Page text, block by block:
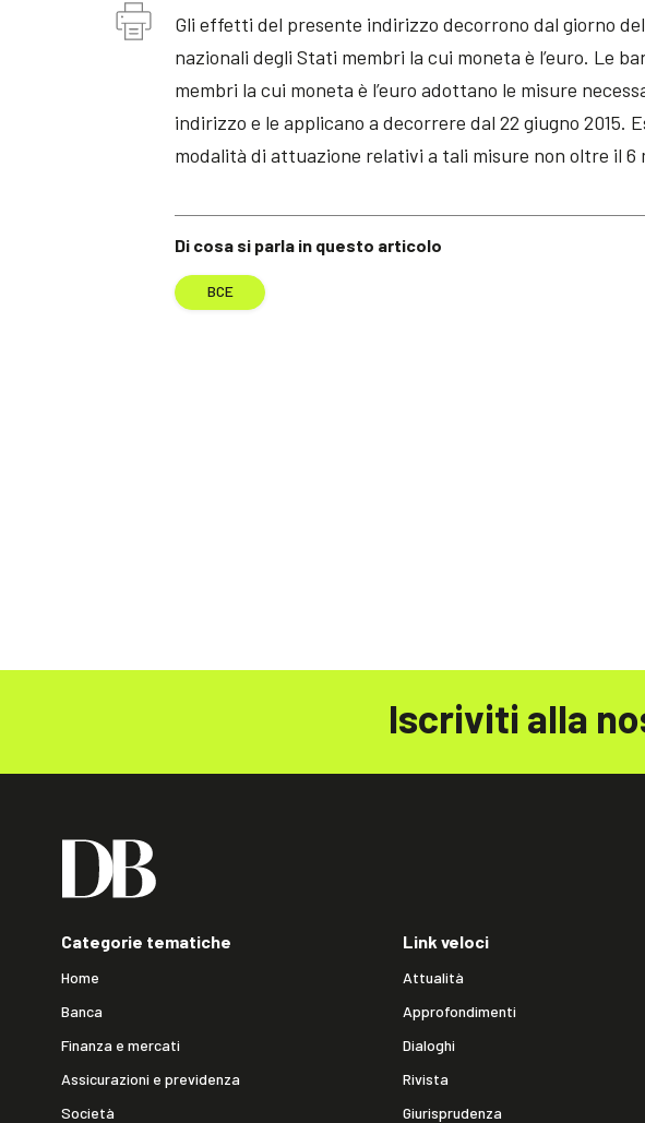
Di cosa si parla in questo articolo
BCE
Gli effetti del presente indirizzo decorrono dal giorno
nazionali degli Stati membri la cui moneta è l’euro. Le
membri la cui moneta è l’euro adottano le misure
indirizzo e le applicano a decorrere dal 22 giugno 2015.
modalità di attuazione relativi a tali misure non oltre il 6
Iscriviti alla
Categorie tematiche
Home
Banca
Finanza e mercati
Assicurazioni e previdenza
Società
Link veloci
Attualità
Approfondimenti
Dialoghi
Rivista
Giurisprudenza